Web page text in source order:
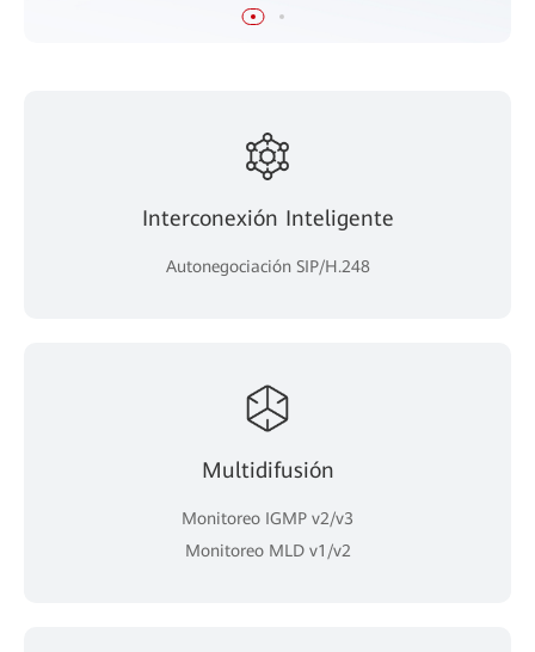
Interconexión Inteligente
Autonegociación SIP/H.248
Multidifusión
Monitoreo IGMP v2/v3
Monitoreo MLD v1/v2